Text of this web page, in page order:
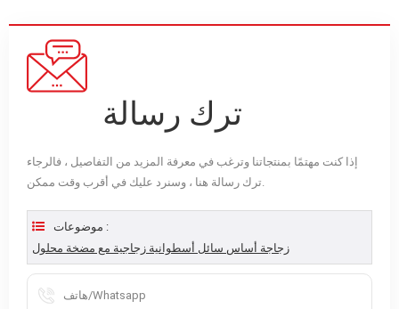
ترك رسالة
إذا كنت مهتمًا بمنتجاتنا وترغب في معرفة المزيد من التفاصيل ، فالرجاء
موضوعات :
زجاجة أساس سائل أسطوانية زجاجية مع مضخة محلول